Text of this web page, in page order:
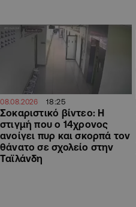
08.08.2026 18:25
Σοκαριστικό βίντεο: Η
στιγμή που ο 14χρονος
ανοίγει πυρ και σκορπά τον
θάνατο σε σχολείο στην
Ταϊλάνδη